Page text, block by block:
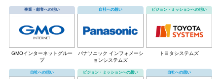
事業・顧客への想い
GMOインターネットグルー
プ
自社への想い
パナソニック インフォメーシ
ョンシステムズ
ビジョン・ミッションへの想い
トヨタシステムズ
自社への想い ビジョン・ミッションへの想い 自社への想い